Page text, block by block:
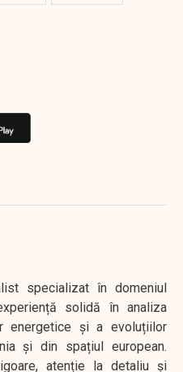
specializat în domeniul
solidă în analiza
energetice și a evoluțiilor
și din spațiul european.
atenție la detaliu și